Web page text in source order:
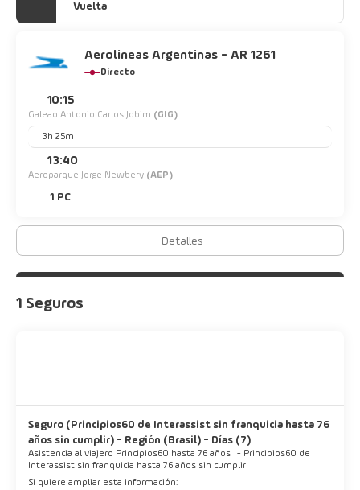
Vuelta
Aerolineas Argentinas - AR 1261
Directo
10:15
Galeao Antonio Carlos Jobim (GIG)
3h 25m
13:40
Aeroparque Jorge Newbery (AEP)
1 PC
Detalles
1 Seguros
Seguro (Principios60 de Interassist sin franquicia hasta 76
años sin cumplir) - Región (Brasil) - Días (7)
Asistencia al viajero Principios60 hasta 76 años - Principios60 de
Interassist sin franquicia hasta 76 años sin cumplir
Si quiere ampliar esta información: